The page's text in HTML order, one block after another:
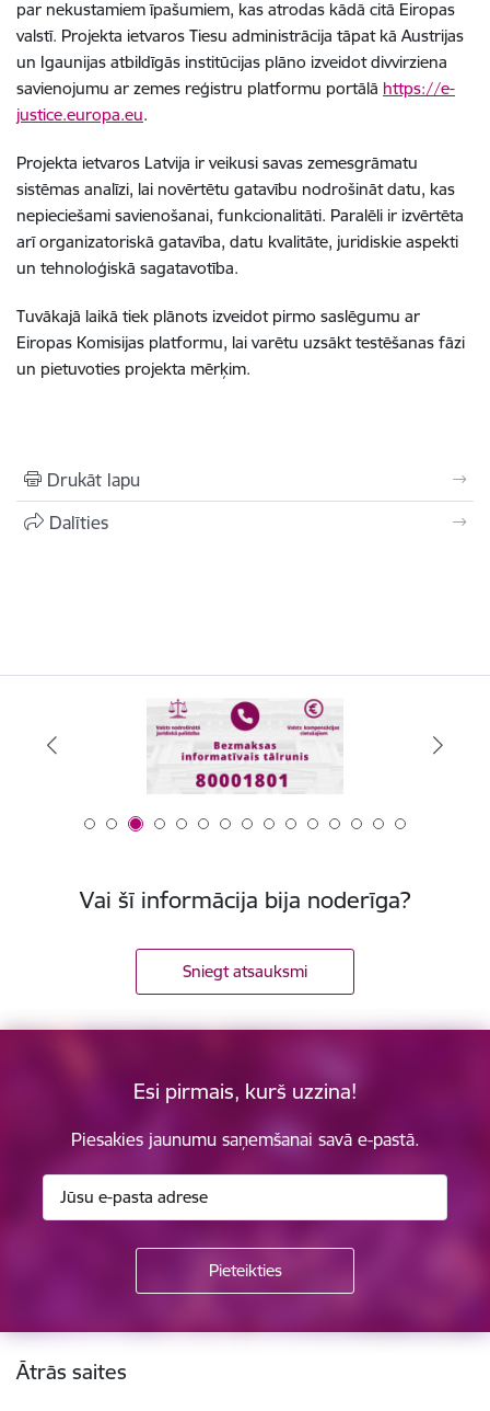
par nekustamiem īpašumiem, kas atrodas kādā citā Eiropas
valstī. Projekta ietvaros Tiesu administrācija tāpat kā Austrijas
un Igaunijas atbildīgās institūcijas plāno izveidot divvirziena
savienojumu ar zemes reģistru platformu portālā https://e-
justice.europa.eu.
Projekta ietvaros Latvija ir veikusi savas zemesgrāmatu
sistēmas analīzi, lai novērtētu gatavību nodrošināt datu, kas
nepieciešami savienošanai, funkcionalitāti. Paralēli ir izvērtēta
arī organizatoriskā gatavība, datu kvalitāte, juridiskie aspekti
un tehnoloģiskā sagatavotība.
Tuvākajā laikā tiek plānots izveidot pirmo saslēgumu ar
Eiropas Komisijas platformu, lai varētu uzsākt testēšanas fāzi
un pietuvoties projekta mērķim.
Drukāt lapu
Dalīties
Vai šī informācija bija noderīga?
Sniegt atsauksmi
Esi pirmais, kurš uzzina!
Piesakies jaunumu saņemšanai savā e-pastā.
Kājene
Ātrās saites